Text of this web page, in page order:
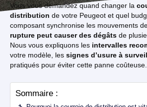
Vous vous demandez quand changer la
distribution de votre Peugeot et quel
composant synchronise les mouvements
rupture peut causer des dégâts de
Nous vous expliquons les intervalles
votre modèle, les signes d’usure à
pratiqués pour éviter cette panne coûteuse.
Sommaire :